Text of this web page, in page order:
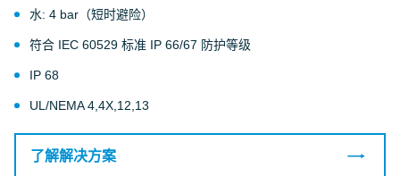
水: 4 bar（短时避险）
符合 IEC 60529 标准 IP 66/67 防护等级
IP 68
UL/NEMA 4,4X,12,13
了解解决方案